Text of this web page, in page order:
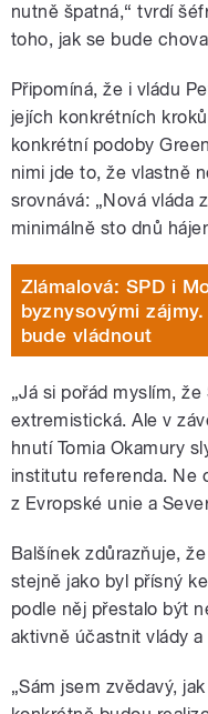
nutně špatná,“ tvrdí
toho, jak se bude
Připomíná, že i vládu
jejích konkrétních
konkrétní podoby
nimi jde to, že vlastně
srovnává: „Nová vláda
minimálně sto dnů
Zlámalová: SPD i
byznysovými
bude vládnout
„Já si pořád myslím,
extremistická. Ale v
hnutí Tomia Okamury
institutu referenda. Ne
z Evropské unie a
Balšínek zdůrazňuje,
stejně jako byl přísný
podle něj přestalo být
aktivně účastnit vlády
„Sám jsem zvědavý,